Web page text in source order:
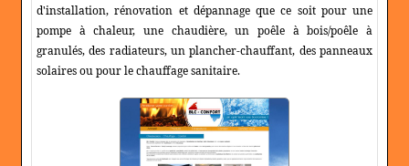
d'installation, rénovation et dépannage que ce soit pour une
pompe à chaleur, une chaudière, un poêle à bois/poêle à
granulés, des radiateurs, un plancher-chauffant, des panneaux
solaires ou pour le chauffage sanitaire.